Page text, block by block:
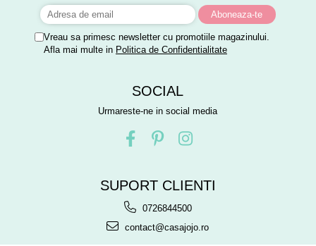
Vreau sa primesc newsletter cu promotiile magazinului.
Afla mai multe in Politica de Confidentialitate
SOCIAL
Urmareste-ne in social media
SUPORT CLIENTI
0726844500
contact@casajojo.ro